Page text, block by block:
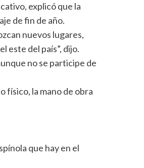
explicó que la
de fin de año.
nuevos lugares,
este del país”, dijo.
no se participe de
físico, la mano de obra
que hay en el